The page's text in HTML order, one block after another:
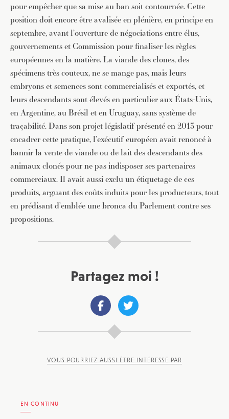
pour empêcher que sa mise au ban soit contournée. Cette
position doit encore être avalisée en plénière, en principe en
septembre, avant l’ouverture de négociations entre élus,
gouvernements et Commission pour finaliser les règles
européennes en la matière. La viande des clones, des
spécimens très couteux, ne se mange pas, mais leurs
embryons et semences sont commercialisés et exportés, et
leurs descendants sont élevés en particulier aux États-Unis,
en Argentine, au Brésil et en Uruguay, sans système de
traçabilité. Dans son projet législatif présenté en 2013 pour
encadrer cette pratique, l’exécutif européen avait renoncé à
bannir la vente de viande ou de lait des descendants des
animaux clonés pour ne pas indisposer ses partenaires
commerciaux. Il avait aussi exclu un étiquetage de ces
produits, arguant des coûts induits pour les producteurs, tout
en prédisant d’emblée une bronca du Parlement contre ses
propositions.
Partagez moi !
VOUS POURRIEZ AUSSI ÊTRE INTÉRESSÉ PAR
EN CONTINU